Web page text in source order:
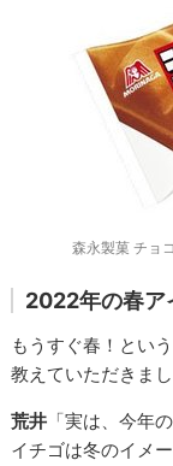
森永製菓 チョ
2022年の春ア
もうすぐ春！とい
教えていただきまし
荒井 「実は、今年
イチゴは冬のイメ